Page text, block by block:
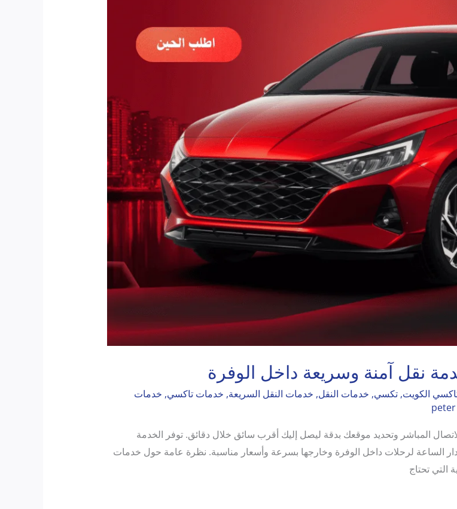
نقل آمنة وسريعة داخل الوفرة
الكويت, تكسي, خدمات النقل, خدمات النقل السريعة, خدمات تاكسي, خدمات
peter
الحجز بسهولة عبر الاتصال المباشر وتحديد موقعك بدقة ليصل إليك أقرب سائق خلال دقائق. توفر الخدمة
الساعة لرحلات داخل الوفرة وخارجها بسرعة وأسعار مناسبة. نظرة عامة حول خدمات
التي تحتاج